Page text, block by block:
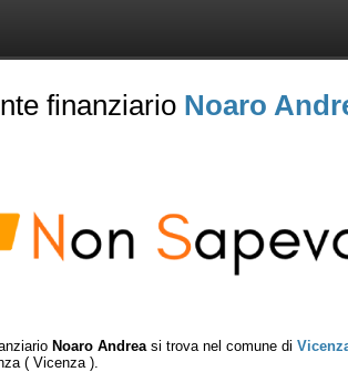
finanziario Noaro
Noaro Andrea si trova nel comune di
( Vicenza ).